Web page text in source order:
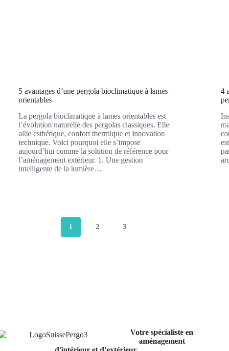
5 avantages d’une pergola bioclimatique à lames
orientables
La pergola bioclimatique à lames orientables est
l’évolution naturelle des pergolas classiques. Elle
allie esthétique, confort thermique et innovation
technique. Voici pourquoi elle s’impose
aujourd’hui comme la solution de référence pour
l’aménagement extérieur. 1. Une gestion
intelligente de la lumière…
4
1 2 3
Votre spécialiste en
aménagement